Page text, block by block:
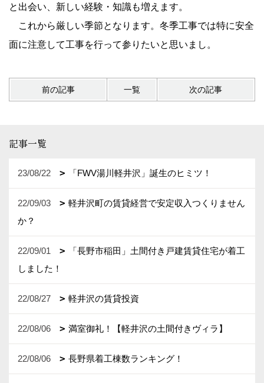
と出会い、新しい経験・知識も増えます。
これから厳しい季節となります。冬季工事では特に安全
面に注意して工事を行って参りたいと思いまし。
前の記事 一覧 次の記事
記事一覧
23/08/22 「FWV湯川軽井沢」誕生のヒミツ！
22/09/03
軽井沢町の賃貸経営で安定収入つくりません
か？
22/09/01
「長野市稲田」土間付き戸建賃貸住宅が着工
しました！
22/08/27 軽井沢の賃貸投資
22/08/06 満室御礼！【軽井沢の土間付きヴィラ】
22/08/06 長野県着工棟数ランキング！